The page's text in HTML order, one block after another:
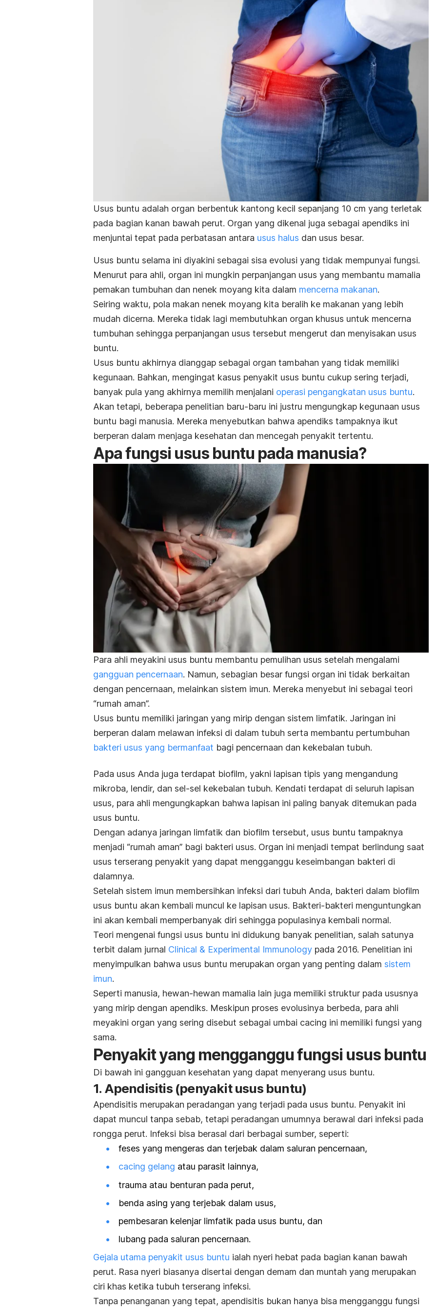
Usus buntu adalah organ berbentuk kantong kecil sepanjang 10 cm yang terletak
pada bagian kanan bawah perut. Organ yang dikenal juga sebagai apendiks ini
menjuntai tepat pada perbatasan antara usus halus dan usus besar.
Usus buntu selama ini diyakini sebagai sisa evolusi yang tidak mempunyai fungsi.
Menurut para ahli, organ ini mungkin perpanjangan usus yang membantu mamalia
pemakan tumbuhan dan nenek moyang kita dalam mencerna makanan.
Seiring waktu, pola makan nenek moyang kita beralih ke makanan yang lebih
mudah dicerna. Mereka tidak lagi membutuhkan organ khusus untuk mencerna
tumbuhan sehingga perpanjangan usus tersebut mengerut dan menyisakan usus
buntu.
Usus buntu akhirnya dianggap sebagai organ tambahan yang tidak memiliki
kegunaan. Bahkan, mengingat kasus penyakit usus buntu cukup sering terjadi,
banyak pula yang akhirnya memilih menjalani operasi pengangkatan usus buntu.
Akan tetapi, beberapa penelitian baru-baru ini justru mengungkap kegunaan usus
buntu bagi manusia. Mereka menyebutkan bahwa apendiks tampaknya ikut
berperan dalam menjaga kesehatan dan mencegah penyakit tertentu.
Apa fungsi usus buntu pada manusia?
Para ahli meyakini usus buntu membantu pemulihan usus setelah mengalami
gangguan pencernaan. Namun, sebagian besar fungsi organ ini tidak berkaitan
dengan pencernaan, melainkan sistem imun. Mereka menyebut ini sebagai teori
“rumah aman”.
Usus buntu memiliki jaringan yang mirip dengan sistem limfatik. Jaringan ini
berperan dalam melawan infeksi di dalam tubuh serta membantu pertumbuhan
bakteri usus yang bermanfaat bagi pencernaan dan kekebalan tubuh.
Pada usus Anda juga terdapat biofilm, yakni lapisan tipis yang mengandung
mikroba, lendir, dan sel-sel kekebalan tubuh. Kendati terdapat di seluruh lapisan
usus, para ahli mengungkapkan bahwa lapisan ini paling banyak ditemukan pada
usus buntu.
Dengan adanya jaringan limfatik dan biofilm tersebut, usus buntu tampaknya
menjadi “rumah aman” bagi bakteri usus. Organ ini menjadi tempat berlindung saat
usus terserang penyakit yang dapat mengganggu keseimbangan bakteri di
dalamnya.
Setelah sistem imun membersihkan infeksi dari tubuh Anda, bakteri dalam biofilm
usus buntu akan kembali muncul ke lapisan usus. Bakteri-bakteri menguntungkan
ini akan kembali memperbanyak diri sehingga populasinya kembali normal.
Teori mengenai fungsi usus buntu ini didukung banyak penelitian, salah satunya
terbit dalam jurnal Clinical & Experimental Immunology pada 2016. Penelitian ini
menyimpulkan bahwa usus buntu merupakan organ yang penting dalam sistem
imun.
Seperti manusia, hewan-hewan mamalia lain juga memiliki struktur pada ususnya
yang mirip dengan apendiks. Meskipun proses evolusinya berbeda, para ahli
meyakini organ yang sering disebut sebagai umbai cacing ini memiliki fungsi yang
sama.
Penyakit yang mengganggu fungsi usus buntu
Di bawah ini gangguan kesehatan yang dapat menyerang usus buntu.
1. Apendisitis (penyakit usus buntu)
Apendisitis merupakan peradangan yang terjadi pada usus buntu. Penyakit ini
dapat muncul tanpa sebab, tetapi peradangan umumnya berawal dari infeksi pada
rongga perut. Infeksi bisa berasal dari berbagai sumber, seperti:
feses yang mengeras dan terjebak dalam saluran pencernaan,
cacing gelang atau parasit lainnya,
trauma atau benturan pada perut,
benda asing yang terjebak dalam usus,
pembesaran kelenjar limfatik pada usus buntu, dan
lubang pada saluran pencernaan.
Gejala utama penyakit usus buntu ialah nyeri hebat pada bagian kanan bawah
perut. Rasa nyeri biasanya disertai dengan demam dan muntah yang merupakan
ciri khas ketika tubuh terserang infeksi.
Tanpa penanganan yang tepat, apendisitis bukan hanya bisa mengganggu fungsi